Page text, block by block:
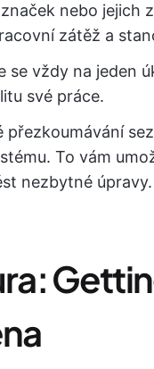
nebo jejich
zátěž a
se vždy na jeden
své práce.
přezkoumávání
To vám
nezbytné úpravy.